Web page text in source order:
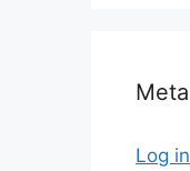
Meta
Log in